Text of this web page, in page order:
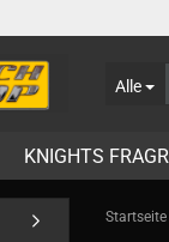
Alle
KNIGHTS
Startseite